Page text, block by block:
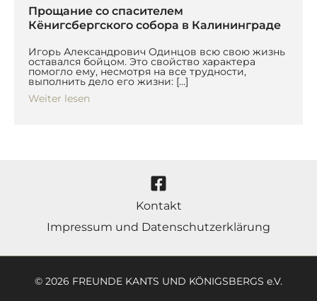
Прощание со спасителем
Кёнигсбергского собора в Калининграде
Игорь Александрович Одинцов всю свою жизнь
оставался бойцом. Это свойство характера
помогло ему, несмотря на все трудности,
выполнить дело его жизни: […]
Weiter lesen
Kontakt
Impressum und Datenschutzerklärung
© 2026 FREUNDE KANTS UND KÖNIGSBERGS e.V.